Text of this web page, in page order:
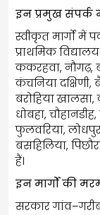
इन प्रमुख संपर्क
स्वीकृत मार्गों में
प्राथमिक
ककरहवा, नौगढ़,
कंचनिया
बरोहिया
धोबहा,
फुलवरिया,
बसहिलिया,
हैं।
इन मार्गों की
सरकार